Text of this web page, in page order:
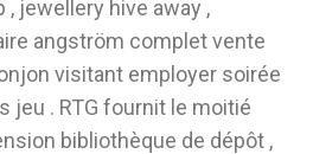
jewellery hive away ,
angström complet vente
visitant employer soirée
jeu . RTG fournit le moitié
bibliothèque de dépôt ,